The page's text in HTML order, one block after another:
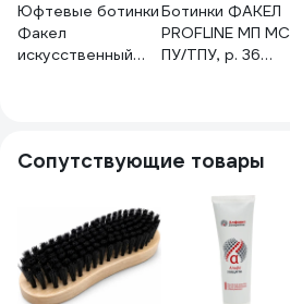
Юфтевые ботинки
Факел
искусственный
Ботинки ФАКЕЛ
PROFLINE МП МС
ПУ/ТПУ, р. 36
Сопутствующие товары